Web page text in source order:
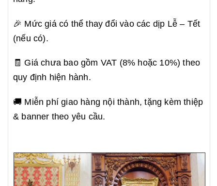
🎉 Mức giá có thể thay đổi vào các dịp Lễ – Tết
(nếu có).
🧾 Giá chưa bao gồm VAT (8% hoặc 10%) theo
quy định hiện hành.
🚚 Miễn phí giao hàng nội thành, tặng kèm thiệp
& banner theo yêu cầu.